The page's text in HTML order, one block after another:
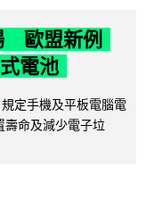
歐盟新例
電池
定手機及平板電腦電
命及減少電子垃